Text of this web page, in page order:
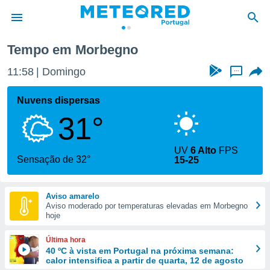
da
foi
fornecidas
a este
das
e
forma
digital
Tempo em Morbegno
11:58 Domingo ...
Nuvens dispersas
31°
Sensação de 32°
UV6 Alto FPS
15-25
Aviso amarelo
Aviso moderado por temperaturas elevadas em Morbegno
hoje
Última hora
40 ºC à vista em Portugal na próxima semana:
calor intensifica a partir de quarta, 12 de agosto